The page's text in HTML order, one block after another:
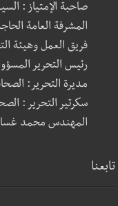
صاحبة الإمتياز :
المشرفة العامة
فريق العمل وهيئة
رئيس التحرير
مديرة التحرير:
سكرتير التحرير :
المهندس محمد
تابعنا